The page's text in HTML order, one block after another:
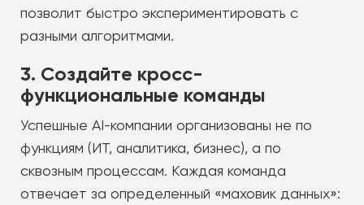
позволит быстро экспериментировать с
разными алгоритмами.
3. Создайте кросс-
функциональные команды
Успешные AI-компании организованы не по
функциям (ИТ, аналитика, бизнес), а по
сквозным процессам. Каждая команда
отвечает за определенный «маховик данных»: